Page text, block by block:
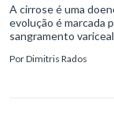
A cirrose é uma
evolução é marcada
sangramento
hipertensão port
PorDimitris Rados